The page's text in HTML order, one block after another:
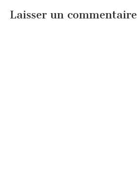
Laisser un commentaire